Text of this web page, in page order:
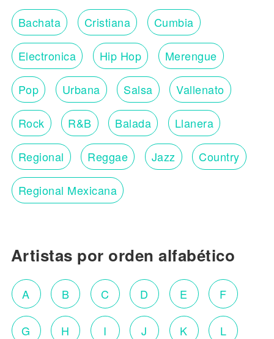
Bachata Cristiana Cumbia
Electronica Hip Hop Merengue
Pop Urbana Salsa Vallenato
Rock R&B Balada Llanera
Regional Reggae Jazz Country
Regional Mexicana
Artistas por orden alfabético
A B C D E F
G H I J K L